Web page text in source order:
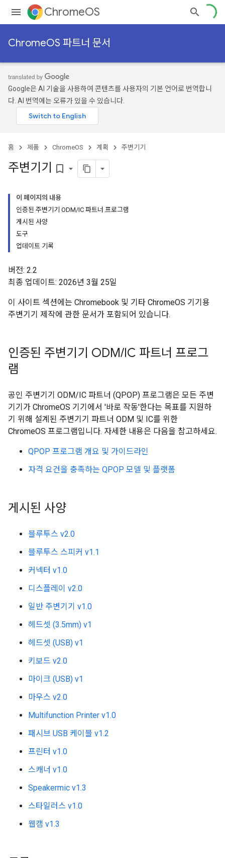
ChromeOS
ChromeOS 파트너 문서
Google은 AI 기술을 사용하여 콘텐츠를 사용자의 기본 언어로 번역합니
다. AI 번역에는 오류가 있을 수 있습니다.
홈 제품 ChromeOS 계획 주변기기
주변기기 bookmark_border
이 페이지의 내용
인증된 주변기기 ODM/IC 파트너 프로그램
게시된 사양
도구
업데이트 기록
버전: 2.2
최종 업데이트: 2026년 3월 25일
이 사이트 섹션에는 Chromebook 및 기타 ChromeOS 기기용
주변기기 제작에 관한 문서가 포함되어 있습니다.
인증된 주변기기 ODM/IC 파트너 프로그
램
공인 주변기기 ODM/IC 파트너 (QPOP) 프로그램은 모든 주변
기기가 ChromeOS 기기에서 '바로 작동'한다는 목표를 지원하
기 위해 설계된 주변기기 파트너 ODM 및 IC를 위한
ChromeOS 프로그램입니다. 자세한 내용은 다음을 참고하세요.
QPOP 프로그램 개요 및 가이드라인
자격 요건을 충족하는 QPOP 모델 및 플랫폼
게시된 사양
블루투스 v2.0
블루투스 스피커 v1.1
커넥터 v1.0
디스플레이 v2.0
일반 주변기기 v1.0
헤드셋 (3.5mm) v1
헤드셋 (USB) v1
키보드 v2.0
마이크 (USB) v1
마우스 v2.0
Multifunction Printer v1.0
패시브 USB 케이블 v1.2
프린터 v1.0
스캐너 v1.0
Speakermic v1.3
스타일러스 v1.0
웹캠 v1.3